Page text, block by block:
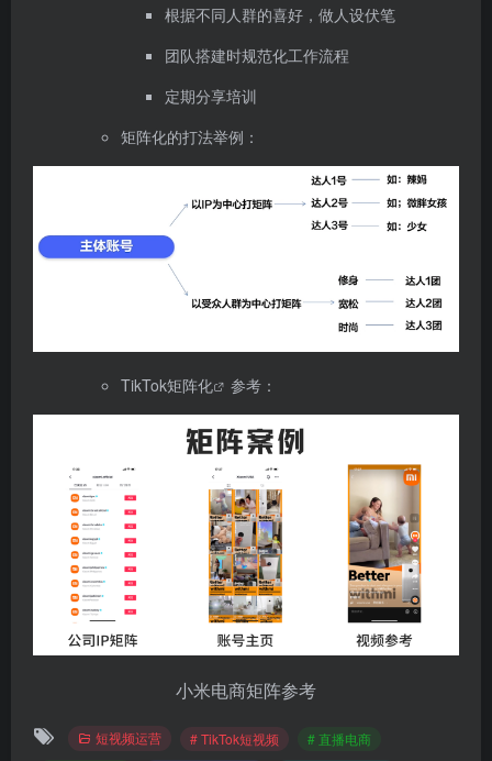
根据不同人群的喜好，做人设伏笔
团队搭建时规范化工作流程
定期分享培训
矩阵化的打法举例：
TikTok矩阵化 参考：
小米电商矩阵参考
短视频运营 # TikTok短视频
# 直播电商